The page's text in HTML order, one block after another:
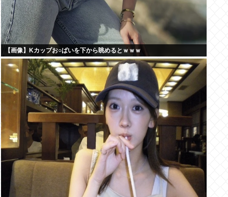
【画像】Kカップお○ぱいを下から眺めるとｗｗｗ